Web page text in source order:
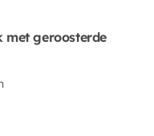
met geroosterde